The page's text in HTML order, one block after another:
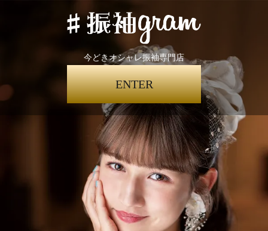
今どきオシャレ振袖専門店
ENTER